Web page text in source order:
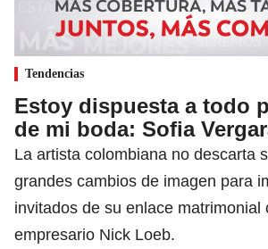
Tendencias
Estoy dispuesta a todo
de mi boda: Sofia
La artista colombiana no descarta
grandes cambios de imagen para
invitados de su enlace matrimonial
empresario Nick Loeb.